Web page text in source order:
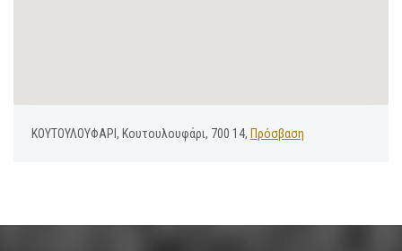
ΚΟΥΤΟΥΛΟΥΦΑΡΙ, Κουτουλουφάρι, 700 14, Πρόσβαση